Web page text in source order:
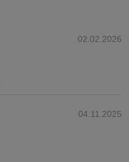
02.02.2026
04.11.2025